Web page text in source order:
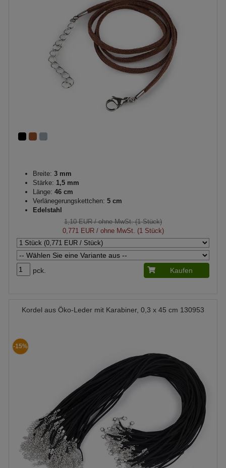
Breite: 3 mm
Stärke: 1,5 mm
Länge: 46 cm
Verlänegerungskettchen: 5 cm
Edelstahl
1,10 EUR/ ohne MwSt. (1 Stück)
0,771 EUR/ ohne MwSt. (1 Stück)
pck. Kaufen
Kordel aus Öko-Leder mit Karabiner, 0,3 x 45 cm 130953
-15%